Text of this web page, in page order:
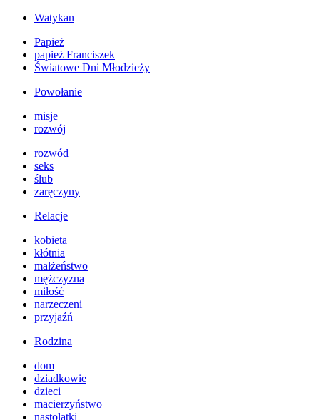
Watykan
Papież
papież Franciszek
Światowe Dni Młodzieży
Powołanie
misje
rozwój
rozwód
seks
ślub
zaręczyny
Relacje
kobieta
kłótnia
małżeństwo
mężczyzna
miłość
narzeczeni
przyjaźń
Rodzina
dom
dziadkowie
dzieci
macierzyństwo
nastolatki